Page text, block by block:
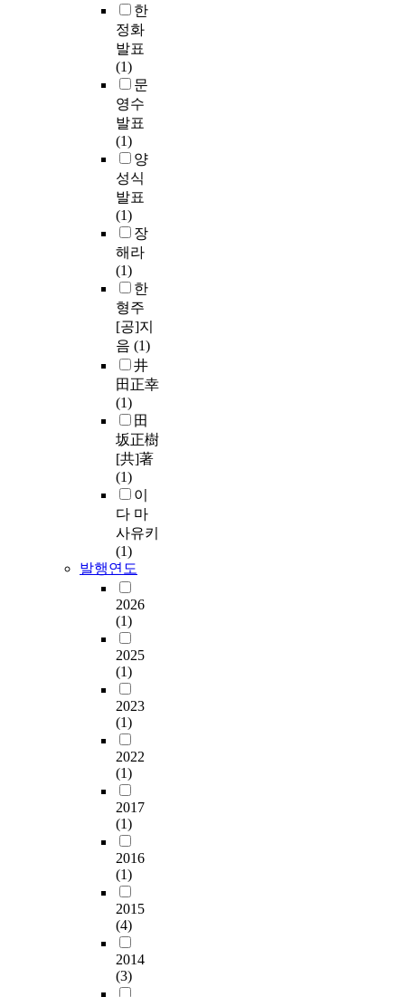
한
정화
발표
(1)
문
영수
발표
(1)
양
성식
발표
(1)
장
해라
(1)
한
형주
[공]지
음 (1)
井
田正幸
(1)
田
坂正樹
[共]著
(1)
이
다 마
사유키
(1)
발행연도
2026
(1)
2025
(1)
2023
(1)
2022
(1)
2017
(1)
2016
(1)
2015
(4)
2014
(3)